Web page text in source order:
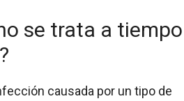
se trata a tiempo
causada por un tipo de